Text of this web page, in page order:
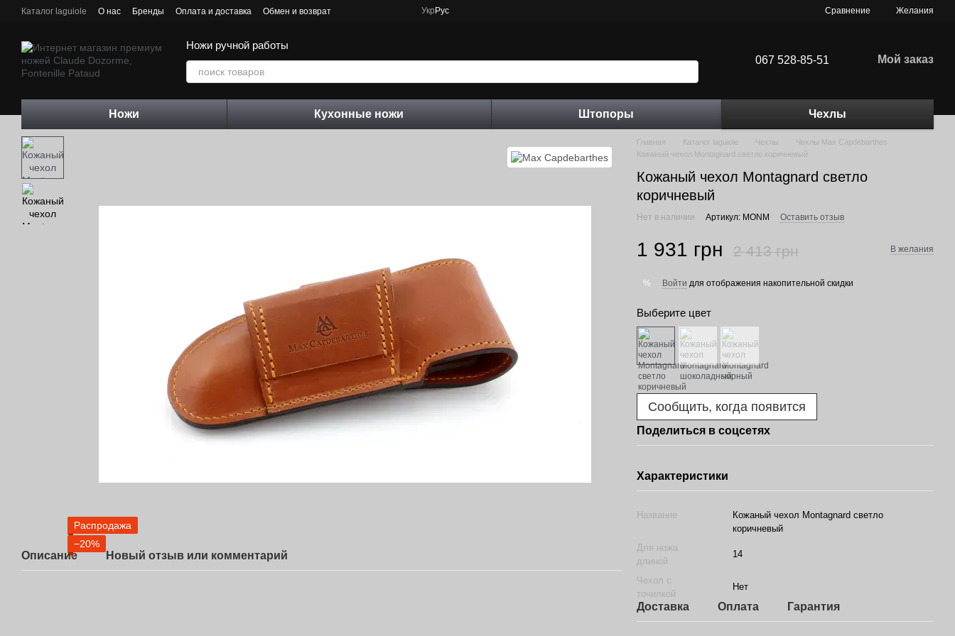
Перейти к основному контенту
Каталог laguiole О нас Бренды Оплата и доставка
Обмен и возврат
Укр Рус Сравнение Желания
Ножи ручной работы
067 528-85-51
Мой заказ
Ножи Кухонные ножи Штопоры Чехлы
Распродажа
−20%
Описание Новый отзыв или комментарий
Главная Каталог laguiole Чехлы
Чехлы Max Capdebarthes
Кожаный чехол Montagnard светло коричневый
Кожаный чехол Montagnard светло
коричневый
Нет в наличии Артикул: MONM Оставить отзыв
1 931 грн 2 413 грн В желания
% Войти для отображения накопительной скидки
Выберите цвет
Сообщить, когда появится
Поделиться в соцсетях
Характеристики
Название
Кожаный чехол Montagnard светло
коричневый
Для ножа
длиной
14
Чехол с
точилкой
Нет
Доставка Оплата Гарантия